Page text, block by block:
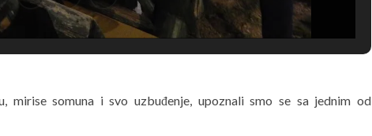
mirise somuna i svo uzbuđenje, upoznali smo se sa jednim od